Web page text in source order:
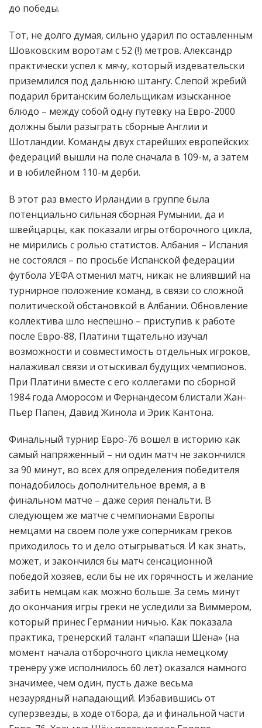
до победы.
Тот, не долго думая, сильно ударил по оставленным
Шовковским воротам с 52 (!) метров. Александр
практически успел к мячу, который издевательски
приземлился под дальнюю штангу. Слепой жребий
подарил британским болельщикам изысканное
блюдо – между собой одну путевку на Евро-2000
должны были разыграть сборные Англии и
Шотландии. Команды двух старейших европейских
федераций вышли на поле сначала в 109-м, а затем
и в юбилейном 110-м дерби.
В этот раз вместо Ирландии в группе была
потенциально сильная сборная Румынии, да и
швейцарцы, как показали игры отборочного цикла,
не мирились с ролью статистов. Албания – Испания
не состоялся – по просьбе Испанской федерации
футбола УЕФА отменил матч, никак не влиявший на
турнирное положение команд, в связи со сложной
политической обстановкой в Албании. Обновление
коллектива шло неспешно – приступив к работе
после Евро-88, Платини тщательно изучал
возможности и совместимость отдельных игроков,
налаживал связи и отыскивал будущих чемпионов.
При Платини вместе с его коллегами по сборной
1984 года Аморосом и Фернандесом блистали Жан-
Пьер Папен, Давид Жинола и Эрик Кантона.
Финальный турнир Евро-76 вошел в историю как
самый напряженный – ни один матч не закончился
за 90 минут, во всех для определения победителя
понадобилось дополнительное время, а в
финальном матче – даже серия пенальти. В
следующем же матче с чемпионами Европы
немцами на своем поле уже соперникам греков
приходилось то и дело отыгрываться. И как знать,
может, и закончился бы матч сенсационной
победой хозяев, если бы не их горячность и желание
забить немцам как можно больше. За семь минут
до окончания игры греки не уследили за Виммером,
который принес Германии ничью. Как показала
практика, тренерский талант «папаши Шёна» (на
момент начала отборочного цикла немецкому
тренеру уже исполнилось 60 лет) оказался намного
значимее, чем один, пусть даже весьма
незаурядный нападающий. Избавившись от
суперзвезды, в ходе отбора, да и финальной части